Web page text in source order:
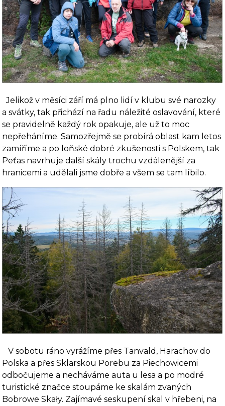
Jelikož v měsíci září má plno lidí v klubu své narozky
a svátky, tak přichází na řadu náležité oslavování, které
se pravidelně každý rok opakuje, ale už to moc
nepřeháníme. Samozřejmě se probírá oblast kam letos
zamíříme a po loňské dobré zkušenosti s Polskem, tak
Peťas navrhuje další skály trochu vzdálenější za
hranicemi a udělali jsme dobře a všem se tam líbilo.
V sobotu ráno vyrážíme přes Tanvald, Harachov do
Polska a přes Sklarskou Porebu za Piechowicemi
odbočujeme a necháváme auta u lesa a po modré
turistické značce stoupáme ke skalám zvaných
Bobrowe Skały. Zajímavé seskupení skal v hřebeni, na